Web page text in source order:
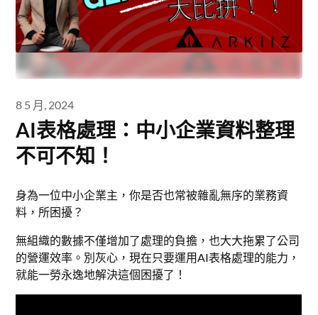
8 5 月, 2024
AI表格處理：中小企業資料整理
不可不知！
身為一位中小企業主，你是否也常被雜亂無序的業務資
料，所困擾？
無組織的數據不僅增加了處理的負擔，也大大拖累了公司
的營運效率。別灰心，現在只要運用AI表格處理的能力，
就能一勞永逸地解決這個困擾了！